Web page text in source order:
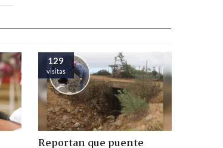
129
visitas
Reportan que puente